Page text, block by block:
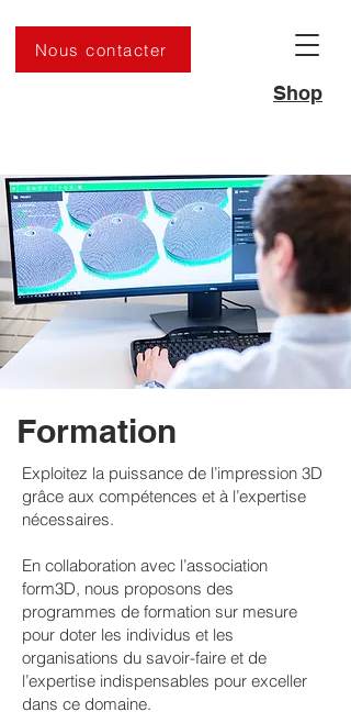
Shop
Nous contacter
Formation
Exploitez la puissance de l’impression 3D
grâce aux compétences et à l’expertise
nécessaires.
En collaboration avec l’association
form3D, nous proposons des
programmes de formation sur mesure
pour doter les individus et les
organisations du savoir-faire et de
l’expertise indispensables pour exceller
dans ce domaine.